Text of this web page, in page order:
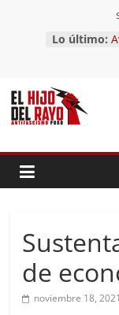
contenido
Lo último:
de
noviembre 18, 2021